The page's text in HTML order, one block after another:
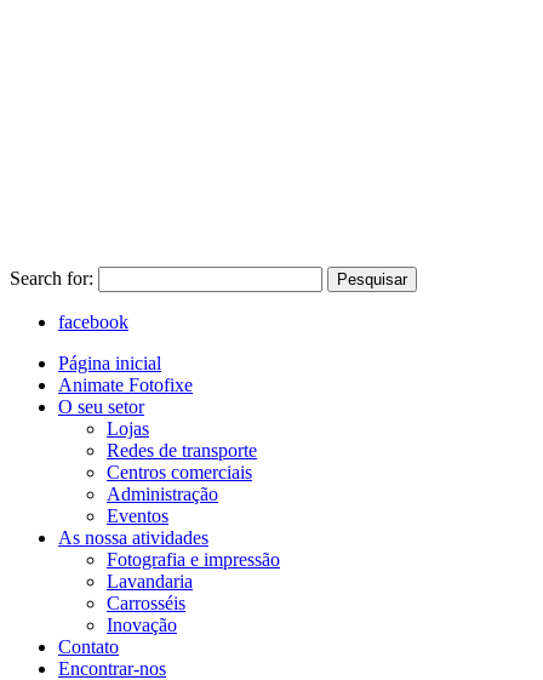
Search for: Pesquisar
facebook
Página inicial
Animate Fotofixe
O seu setor
Lojas
Redes de transporte
Centros comerciais
Administração
Eventos
As nossa atividades
Fotografia e impressão
Lavandaria
Carrosséis
Inovação
Contato
Encontrar-nos